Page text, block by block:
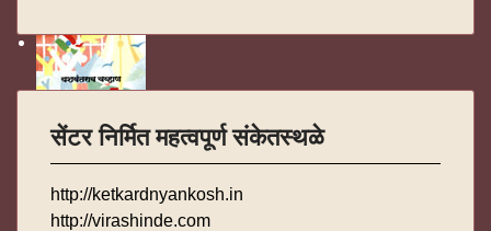
सेंटर निर्मित महत्वपूर्ण संकेतस्थळे
http://ketkardnyankosh.in
http://virashinde.com